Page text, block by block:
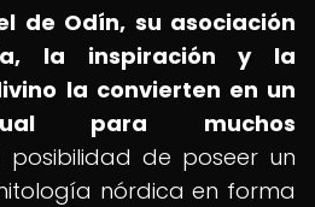
de Odín, su asociación
la inspiración y la
la convierten en un
para muchos
posibilidad de poseer un
nórdica en forma